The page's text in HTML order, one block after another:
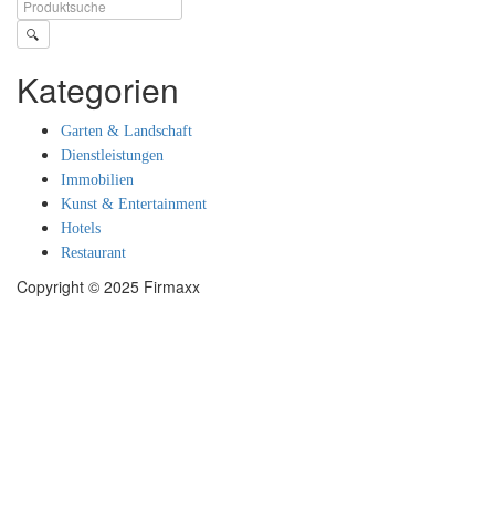
🔍
Kategorien
Garten & Landschaft
Dienstleistungen
Immobilien
Kunst & Entertainment
Hotels
Restaurant
Copyright © 2025 Firmaxx